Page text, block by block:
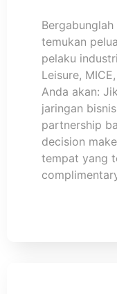
temukan
pelaku
Leisure,
Anda akan:
jaringan
partnership
decision
tempat yang